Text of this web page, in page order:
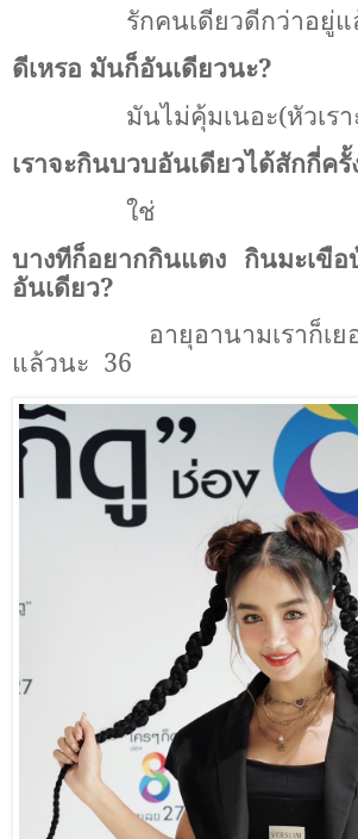
รักคนเดียวดีกว่าอยู่แ
ดีเหรอ มันก็อันเดียวนะ?
มันไม่คุ้มเนอะ(หัวเรา
เราจะกินบวบอันเดียวได้สักกี่ครั้
ใช่
บางทีก็อยากกินแตง กินมะเขื
อันเดียว?
อายุอานามเราก็เ
แล้วนะ 36